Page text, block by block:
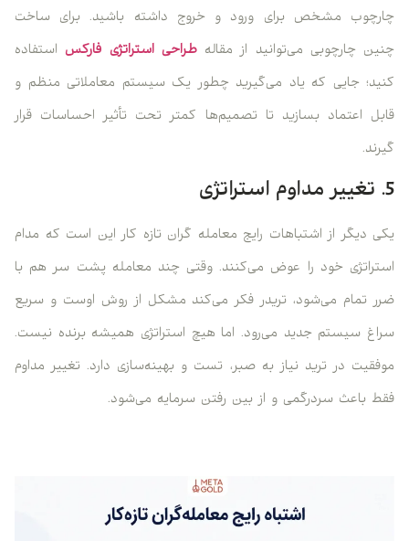
چارچوب مشخص برای ورود و خروج داشته باشید. برای ساخت
چنین چارچوبی می‌توانید از مقاله‌طراحی استراتژی فارکس استفاده
کنید؛ جایی که یاد می‌گیرید چطور یک سیستم معاملاتی منظم و
قابل اعتماد بسازید تا تصمیم‌ها کمتر تحت تأثیر احساسات قرار
گیرند.
5. تغییر مداوم استراتژی
یکی دیگر از اشتباهات رایج معامله گران تازه کار این است که مدام
استراتژی خود را عوض می‌کنند. وقتی چند معامله پشت سر هم با
ضرر تمام می‌شود، تریدر فکر می‌کند مشکل از روش اوست و سریع
سراغ سیستم جدید می‌رود. اما هیچ استراتژی همیشه برنده نیست.
موفقیت در ترید نیاز به صبر، تست و بهینه‌سازی دارد. تغییر مداوم
فقط باعث سردرگمی و از بین رفتن سرمایه می‌شود.